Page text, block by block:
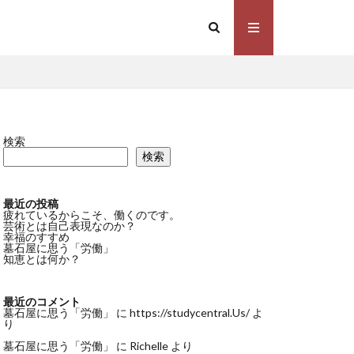
検索
検索
最近の投稿
疲れているからこそ、働くのです。
芸術とは自己表現なのか？
幸福のすすめ
墓石屋に思う「労働」
知恵とは何か？
最近のコメント
墓石屋に思う「労働」
に https://studycentral.Us/よ
り
墓石屋に思う「労働」
に Richelle より